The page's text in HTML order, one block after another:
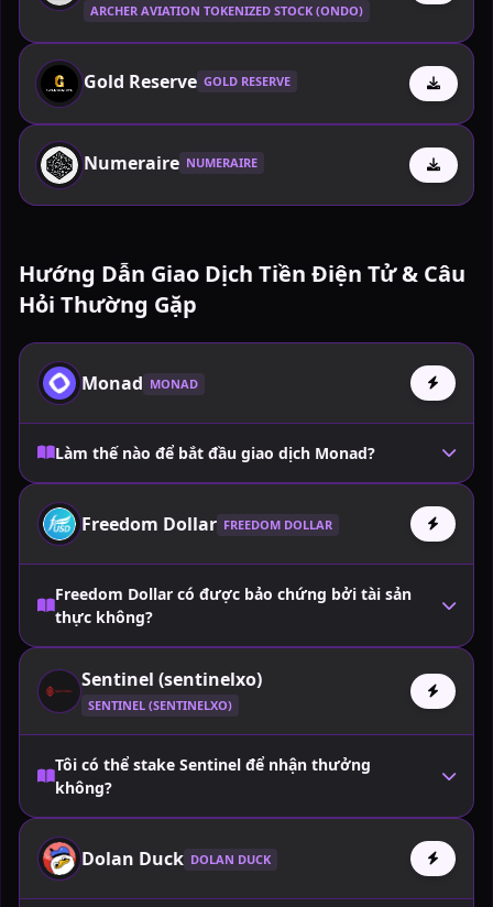
ARCHER AVIATION TOKENIZED STOCK (ONDO)
Gold Reserve GOLD RESERVE
Numeraire NUMERAIRE
Hướng Dẫn Giao Dịch Tiền Điện Tử & Câu
Hỏi Thường Gặp
Monad MONAD
Làm thế nào để bắt đầu giao dịch Monad?
Freedom Dollar FREEDOM DOLLAR
Freedom Dollar có được bảo chứng bởi tài sản
thực không?
Sentinel (sentinelxo)
SENTINEL (SENTINELXO)
Tôi có thể stake Sentinel để nhận thưởng
không?
Dolan Duck DOLAN DUCK